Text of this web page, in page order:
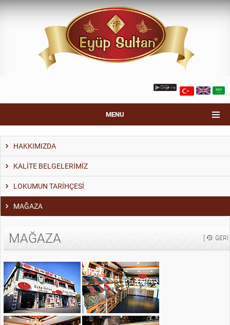
MENU
HAKKIMIZDA
KALİTE BELGELERİMİZ
LOKUMUN TARİHÇESİ
MAĞAZA
MAĞAZA [ GERI